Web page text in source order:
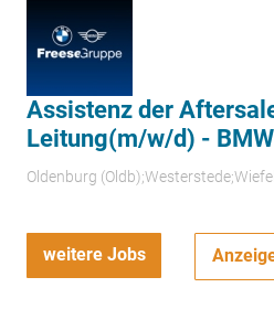
Assistenz der
Leitung(m/w/d) -
Oldenburg
weitere Jobs